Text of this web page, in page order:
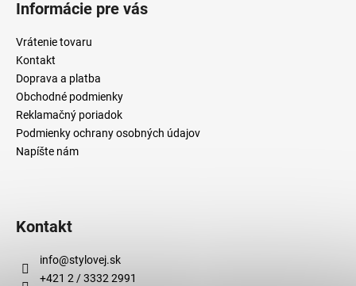
Informácie pre vás
Vrátenie tovaru
Kontakt
Doprava a platba
Obchodné podmienky
Reklamačný poriadok
Podmienky ochrany osobných údajov
Napíšte nám
Kontakt
info@stylovej.sk
+421 2 / 3332 2991